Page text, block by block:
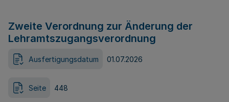
Zweite Verordnung zur Änderung der
Lehramtszugangsverordnung
Ausfertigungsdatum 01.07.2026
Seite 448